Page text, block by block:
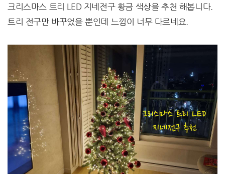
크리스마스 트리 LED 지네전구 황금 색상을 추천 해봅니다.
트리 전구만 바꾸었을 뿐인데 느낌이 너무 다르네요.